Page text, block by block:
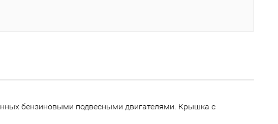
бензиновыми подвесными двигателями. Крышка с